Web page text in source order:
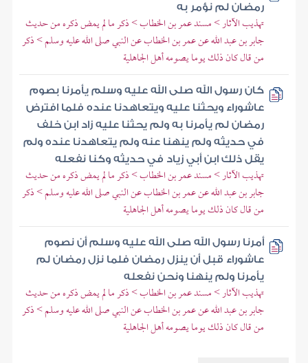
رمضان لم نؤمر به
تهذيب الآثار > مسند عمر بن الخطاب > ذكر ما لم يمض ذكره من حديث
جابر بن عبد الله عن عمر بن الخطاب عن النبي صلى الله عليه وسلم > ذكر
من قال كان ذلك يوما يصومه أهل الجاهلية
كان رسول الله صلى الله عليه وسلم يأمرنا بصوم
عاشوراء ويحثنا عليه ويتعاهدنا عنده فلما افترض
رمضان لم يأمرنا به ولم يحثنا عليه زاد ابن خلف
في حديثه ولم ينهنا عنه ولم يتعاهدنا عنده ولم
يقل ذلك ابن أبي زياد في حديثه وكنا نفعله
تهذيب الآثار > مسند عمر بن الخطاب > ذكر ما لم يمض ذكره من حديث
جابر بن عبد الله عن عمر بن الخطاب عن النبي صلى الله عليه وسلم > ذكر
من قال كان ذلك يوما يصومه أهل الجاهلية
أمرنا رسول الله صلى الله عليه وسلم أن نصوم
عاشوراء قبل أن ينزل رمضان فلما نزل رمضان لم
يأمرنا ولم ينهنا ونحن نفعله
تهذيب الآثار > مسند عمر بن الخطاب > ذكر ما لم يمض ذكره من حديث
جابر بن عبد الله عن عمر بن الخطاب عن النبي صلى الله عليه وسلم > ذكر
من قال كان ذلك يوما يصومه أهل الجاهلية